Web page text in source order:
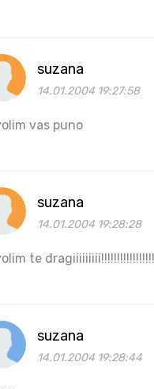
suzana
14.01.2004 19:27:58
vas puno
suzana
14.01.2004 19:28:28
te
suzana
14.01.2004 19:28:44